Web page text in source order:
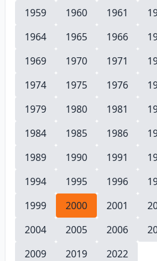
1959
1960 1961
1964
1965 1966
1969
1970 1971
1974
1975 1976
1979
1980 1981
1984
1985 1986
1989
1990 1991
1994
1995 1996
1999
2000 2001
2004
2005 2006
2009
2019 2022